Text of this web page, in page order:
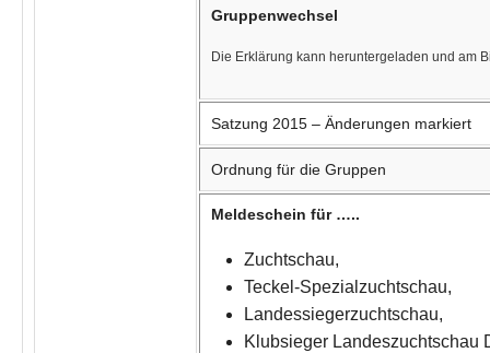
Gruppenwechsel
Die Erklärung kann heruntergeladen und am
Satzung 2015 – Änderungen markiert
Ordnung für die Gruppen
Meldeschein für …..
Zuchtschau,
Teckel-Spezialzuchtschau,
Landessiegerzuchtschau,
Klubsieger Landeszuchtschau